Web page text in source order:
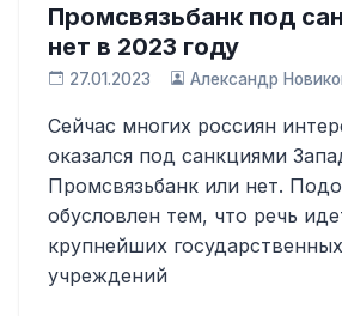
Промсвязьбанк под
нет в 2023 году
27.01.2023 Александр
Сейчас многих россиян
оказался под санкциями
Промсвязьбанк или нет.
обусловлен тем, что речь
крупнейших
учреждений